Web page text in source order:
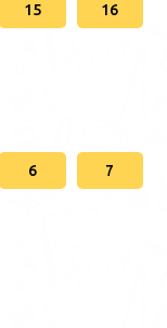
15 16
6 7